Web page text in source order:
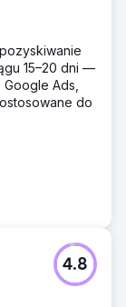
15–20 dni —
Ads,
do
4.8